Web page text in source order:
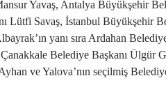
Yavaş, Antalya Büyükşehir
Savaş, İstanbul Büyükşehir
yanı sıra Ardahan
Belediye Başkanı Ülgür
ve Yalova’nın seçilmiş